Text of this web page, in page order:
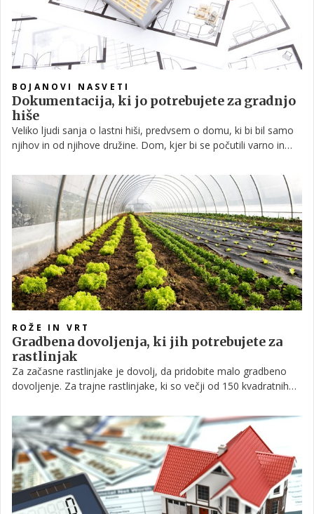
BOJANOVI NASVETI
Dokumentacija, ki jo potrebujete za gradnjo
hiše
Veliko ljudi sanja o lastni hiši, predvsem o domu, ki bi bil samo
njihov in od njihove družine. Dom, kjer bi se počutili varno in
napornem dnevu umaknili v samoto ali k ljubljeni družini.
Nekateri imajo srečo in hišo podedujejo, drugi morajo zidati
sami, temelj na temelj. Če se odločimo za slednje, moramo čez
dolgotrajni postopek in kar nekaj dokumentov, preden se sploh
lahko lotimo gradnje. Kaj vse potrebujemo za lastno hišo?
Pogovarjali smo se s prvim možem Delovne akcije Bojanom
Žlebnikom.
ROŽE IN VRT
Gradbena dovoljenja, ki jih potrebujete za
rastlinjak
Za začasne rastlinjake je dovolj, da pridobite malo gradbeno
dovoljenje. Za trajne rastlinjake, ki so večji od 150 kvadratnih